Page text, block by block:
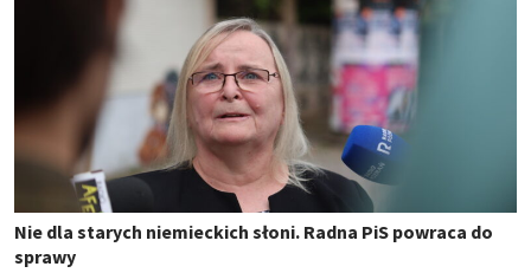
Nie dla starych niemieckich słoni. Radna PiS powraca do
sprawy